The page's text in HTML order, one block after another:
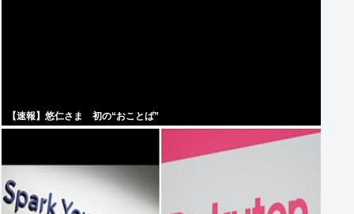
【速報】悠仁さま 初の“おことば”